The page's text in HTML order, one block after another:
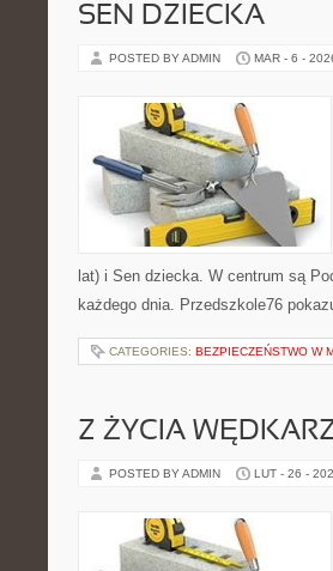
SEN DZIECKA
POSTED BY ADMIN MAR - 6 -
lat) i Sen dziecka. W centrum są
każdego dnia. Przedszkole76
CATEGORIES: BEZPIECZEŃSTWO W
Z ŻYCIA
POSTED BY ADMIN LUT - 26 -